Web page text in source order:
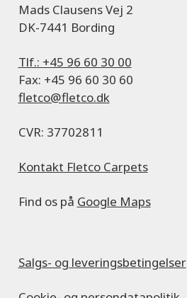
Mads Clausens Vej 2
DK-7441 Bording
Tlf.: +45 96 60 30 00
Fax: +45 96 60 30 60
fletco@fletco.dk
CVR: 37702811
Kontakt Fletco Carpets
Find os på Google Maps
Salgs- og leveringsbetingelser